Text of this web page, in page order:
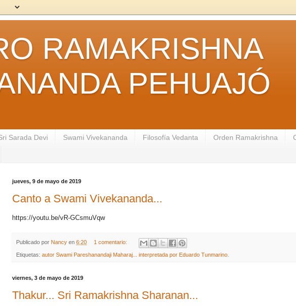
RAMAKRISHNA
PEHUAJÓ
Sarada Devi Swami Vivekananda Filosofía Vedanta Orden Ramakrishna
jueves, 9 de mayo de 2019
Canto a Swami Vivekananda...
https://youtu.be/vR-GCsmuVqw
Publicado por Nancy en 6:20 1 comentario:
Etiquetas: autor Swami Pareshanandaji Maharaj... interpretada por Eduardo Tunmarino.
viernes, 3 de mayo de 2019
Thakur... Sri Ramakrishna Sharanan...